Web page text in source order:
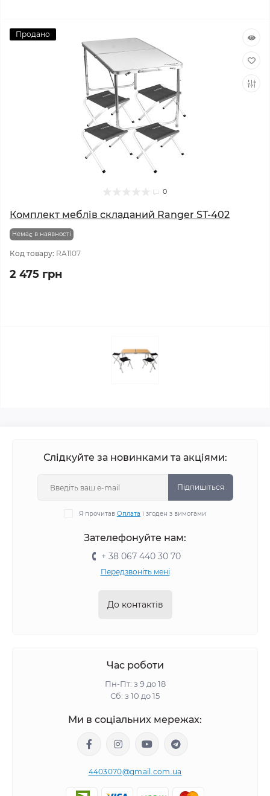
Продано
0
Комплект меблів складаний Ranger ST-402
Немає в наявності
Код товару: RA1107
2 475 грн
Слідкуйте за новинками та акціями:
Підпишіться
Я прочитав Оплата і згоден з вимогами
Зателефонуйте нам:
+ 38 067 440 30 70
Передзвоніть мені
До контактів
Час роботи
Пн-Пт: з 9 до 18
Сб: з 10 до 15
Ми в соціальних мережах:
4403070@gmail.com.ua